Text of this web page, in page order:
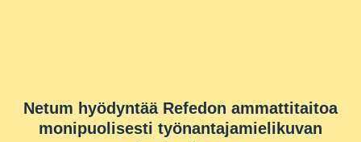
Netum hyödyntää Refedon ammattitaitoa
monipuolisesti työnantajamielikuvan